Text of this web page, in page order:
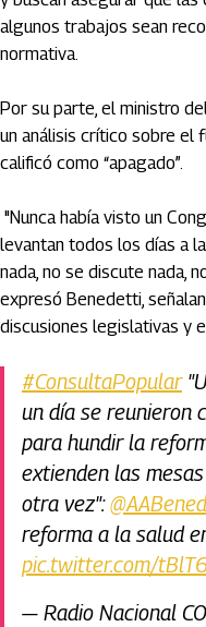
algunos trabajos sean
normativa.
Por su parte, el ministro
un análisis crítico sobre el
calificó como “apagado”.
"Nunca había visto un
levantan todos los días a
nada, no se discute nada,
expresó Benedetti,
discusiones legislativas y
#ConsultaPopular
un día se reunieron
para hundir la
extienden las
otra vez":
reforma a la salud
pic.twitter.com/
— Radio Nacional